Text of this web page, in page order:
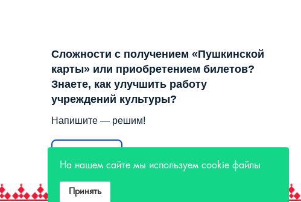
Сложности с получением «Пушкинской
карты» или приобретением билетов?
Знаете, как улучшить работу
учреждений культуры?
Напишите — решим!
На нашем сайте мы используем cookie файлы
Принять